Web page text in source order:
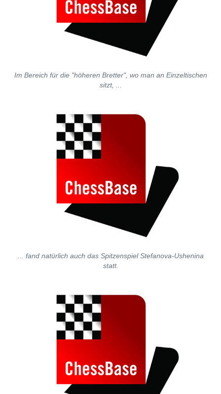
Im Bereich für die "höheren Bretter", wo man an Einzeltischen
sitzt, ...
... fand natürlich auch das Spitzenspiel Stefanova-Ushenina
statt.